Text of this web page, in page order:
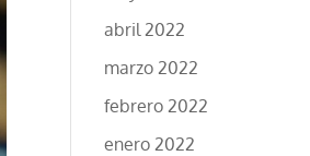
abril 2022
marzo 2022
febrero 2022
enero 2022